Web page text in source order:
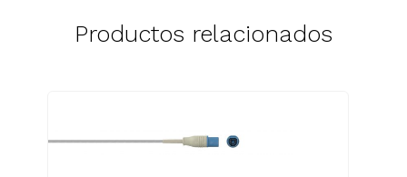
Productos relacionados